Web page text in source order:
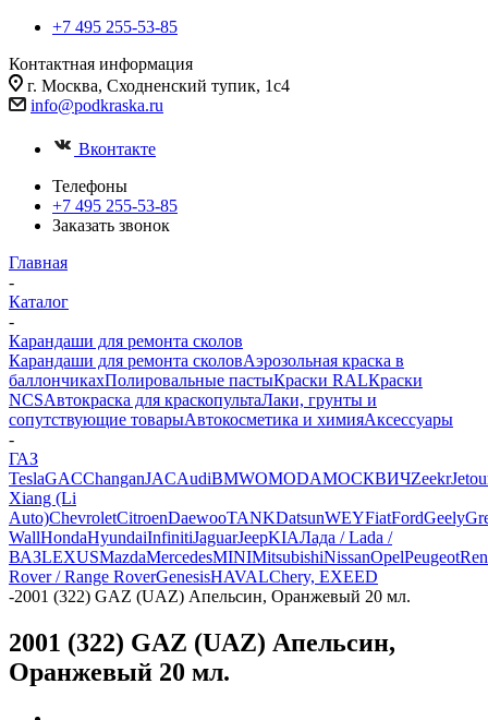
+7 495 255-53-85
Контактная информация
г. Москва, Сходненский тупик, 1с4
info@podkraska.ru
Вконтакте
Телефоны
+7 495 255-53-85
Заказать звонок
Главная
-
Каталог
-
Карандаши для ремонта сколов
Карандаши для ремонта сколовАэрозольная краска в
баллончикахПолировальные пастыКраски RALКраски
NCSАвтокраска для краскопультаЛаки, грунты и
сопутствующие товарыАвтокосметика и химияАксессуары
-
ГАЗ
TeslaGACChanganJACAudiBMWOMODAМОСКВИЧZeekr
Xiang (Li
Auto)ChevroletCitroenDaewooTANKDatsunWEYFiatFordGeely
WallHondaHyundaiInfinitiJaguarJeepKIAЛада / Lada /
ВАЗLEXUSMazdaMercedesMINIMitsubishiNissanOpelPeugeot
Rover / Range RoverGenesisHAVALChery, EXEED
-2001 (322) GAZ (UAZ) Апельсин, Оранжевый 20 мл.
2001 (322) GAZ (UAZ) Апельсин,
Оранжевый 20 мл.